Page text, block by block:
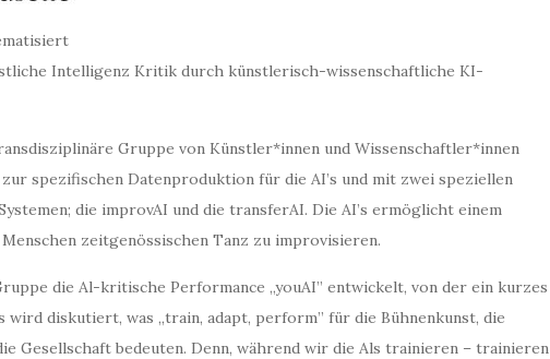
Intelligenz Kritik durch künstlerisch-wissenschaftliche KI-
Gruppe von Künstler*innen und Wissenschaftler*innen
zur spezifischen Datenproduktion für die AI’s und mit zwei speziellen
die improvAI und die transferAI. Die AI’s ermöglicht einem
zeitgenössischen Tanz zu improvisieren.
die Al-kritische Performance „youAI” entwickelt, von der ein kurzes
diskutiert, was ,,train, adapt, perform” für die Bühnenkunst, die
Gesellschaft bedeuten. Denn, während wir die Als trainieren – trainieren